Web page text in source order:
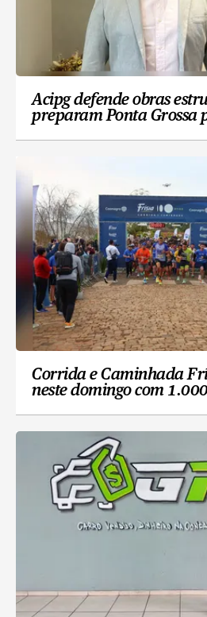
Acipg defende obras
preparam Ponta Grossa
Corrida e Caminhada
neste domingo com